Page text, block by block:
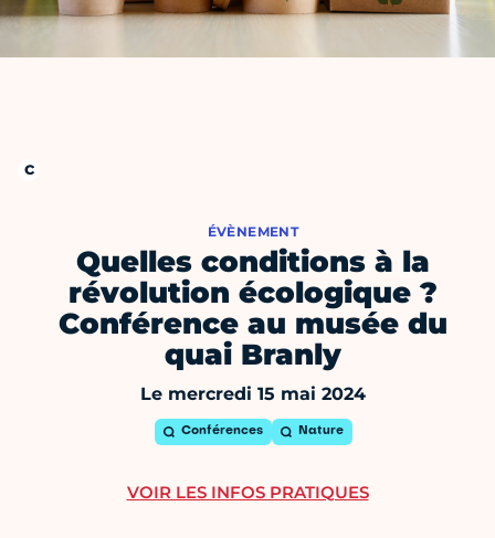
ÉVÈNEMENT
Quelles conditions à la
révolution écologique ?
Conférence au musée du
quai Branly
Le mercredi 15 mai 2024
Conférences Nature
VOIR LES INFOS PRATIQUES